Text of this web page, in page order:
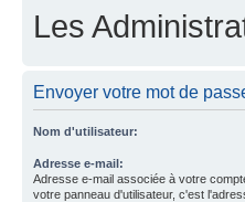
Les
Envoyer votre mot de
Nom d'utilisateur:
Adresse e-mail:
Adresse e-mail associée à votre
votre panneau d'utilisateur, c'est